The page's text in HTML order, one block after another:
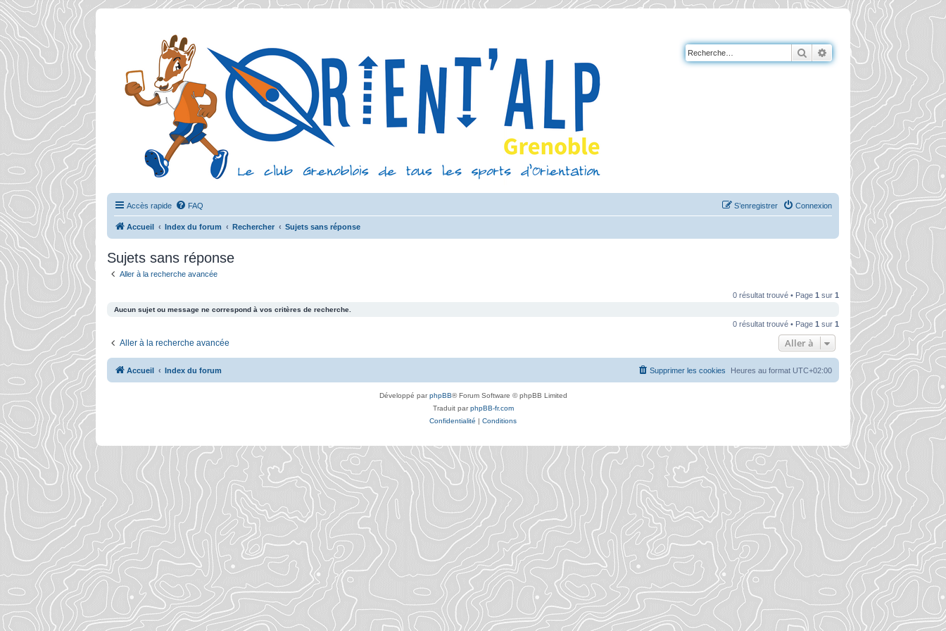
RechercherRecherche avancée
Accès rapide FAQ Connexion
S’enregistrer
Accueil Index du forum Rechercher Sujets sans réponse
Sujets sans réponse
Aller à la recherche avancée
0 résultat trouvé • Page 1 sur 1
Aucun sujet ou message ne correspond à vos critères de recherche.
0 résultat trouvé • Page 1 sur 1
Aller à la recherche avancée Aller à
Accueil Index du forum Heures au format UTC+02:00
Supprimer les cookies
Développé parphpBB® Forum Software © phpBB Limited
Traduit parphpBB-fr.com
Confidentialité | Conditions